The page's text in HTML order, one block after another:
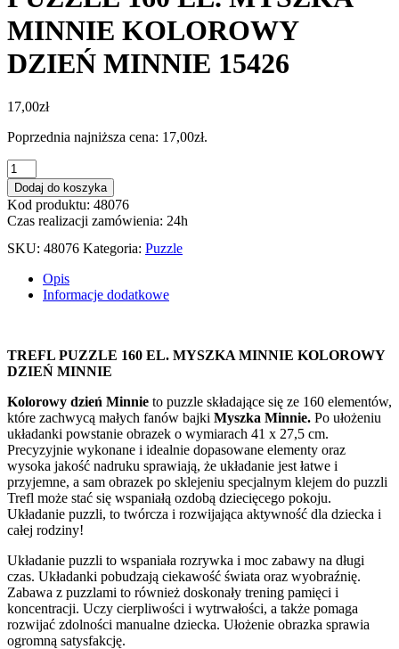
MINNIE KOLOROWY
DZIEŃ MINNIE 15426
17,00zł
Poprzednia najniższa cena: 17,00zł.
ilość
PUZZLE
160
EL.
MYSZKA
MINNIE
DZIEŃ
MINNIE
Dodaj do koszyka
Kod produktu: 48076
Czas realizacji zamówienia: 24h
SKU: 48076 Kategoria: Puzzle
Opis
Informacje dodatkowe
TREFL PUZZLE 160 EL. MYSZKA MINNIE KOLOROWY
DZIEŃ MINNIE
Kolorowy dzień Minnie to puzzle składające się ze 160 elementów,
które zachwycą małych fanów bajki Myszka Minnie. Po ułożeniu
układanki powstanie obrazek o wymiarach 41 x 27,5 cm.
Precyzyjnie wykonane i idealnie dopasowane elementy oraz
wysoka jakość nadruku sprawiają, że układanie jest łatwe i
przyjemne, a sam obrazek po sklejeniu specjalnym klejem do puzzli
Trefl może stać się wspaniałą ozdobą dziecięcego pokoju.
Układanie puzzli, to twórcza i rozwijająca aktywność dla dziecka i
całej rodziny!
Układanie puzzli to wspaniała rozrywka i moc zabawy na długi
czas. Układanki pobudzają ciekawość świata oraz wyobraźnię.
Zabawa z puzzlami to również doskonały trening pamięci i
koncentracji. Uczy cierpliwości i wytrwałości, a także pomaga
rozwijać zdolności manualne dziecka. Ułożenie obrazka sprawia
ogromną satysfakcję.